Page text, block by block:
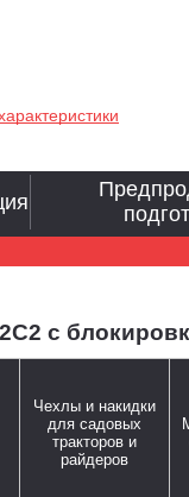
с
Чехлы и накидки
для садовых
тракторов и
райдеров